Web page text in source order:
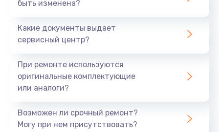
Замена микросхемы NFC
2000 руб.
Замена сальников
2000 руб.
быть изменена?
Какие документы выдает
сервисный центр?
При ремонте используются
оригинальные комплектующие
или аналоги?
Возможен ли срочный ремонт?
Могу при нем присутствовать?